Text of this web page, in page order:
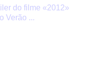
do filme «2012»
Verão ...